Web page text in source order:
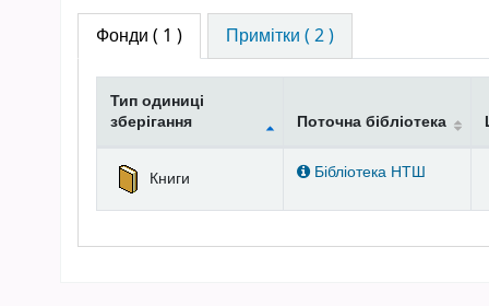
Фонди ( 1 ) Примітки ( 2 )
Фонди
Тип одиниці
зберігання
Поточна бібліотека
Книги Бібліотека НТШ